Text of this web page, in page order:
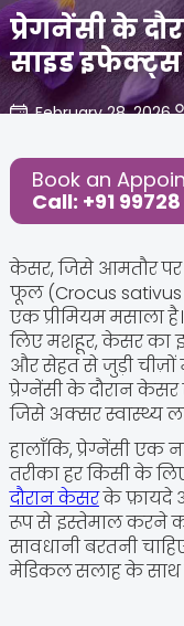
प्रेगनेंसी के
साइड इफेक्ट्स
February 28, 2026
Share this Post:
Book an
Call: +91
केसर, जिसे आमतौर पर
फूल (Crocus sativus
एक प्रीमियम
लिए मशहूर, केसर का
और सेहत से जुड़ी चीज़ों
प्रेग्नेंसी के दौरान
जिसे अक्सर स्वास्थ्य
हालाँकि, प्रेग्नेंसी एक
तरीका हर किसी के
दौरान केसरके फ़ायदे
रूप से इस्तेमाल करने
सावधानी बरतनी
मेडिकल सलाह के